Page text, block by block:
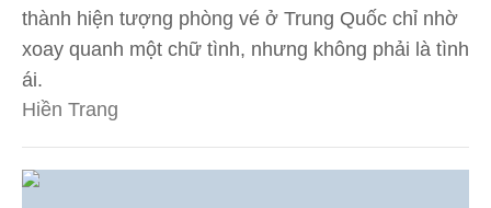
thành hiện tượng phòng vé ở Trung Quốc chỉ nhờ
xoay quanh một chữ tình, nhưng không phải là tình
ái.
Hiền Trang